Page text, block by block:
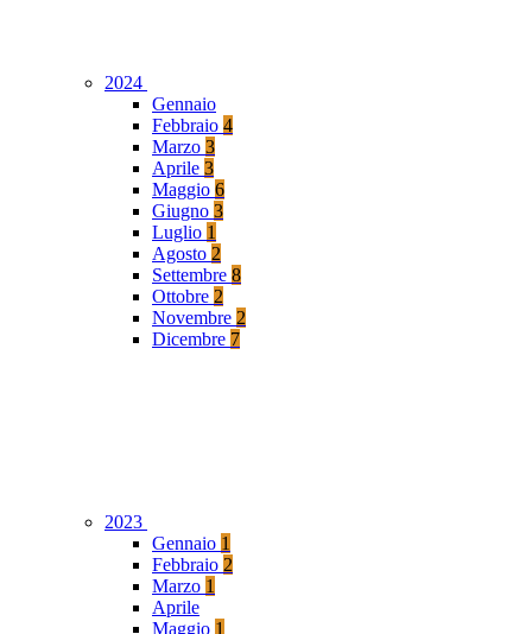
2024
Gennaio
Febbraio 4
Marzo 3
Aprile 3
Maggio 6
Giugno 3
Luglio 1
Agosto 2
Settembre 8
Ottobre 2
Novembre 2
Dicembre 7
2023
Gennaio 1
Febbraio 2
Marzo 1
Aprile
Maggio 1